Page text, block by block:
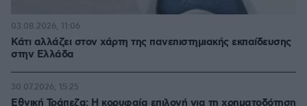
Κάτι αλλάζει στον χάρτη της πανεπιστημιακής εκπαίδευσης
στην Ελλάδα
03.08.2026, 11:06
30.07.2026, 15:25